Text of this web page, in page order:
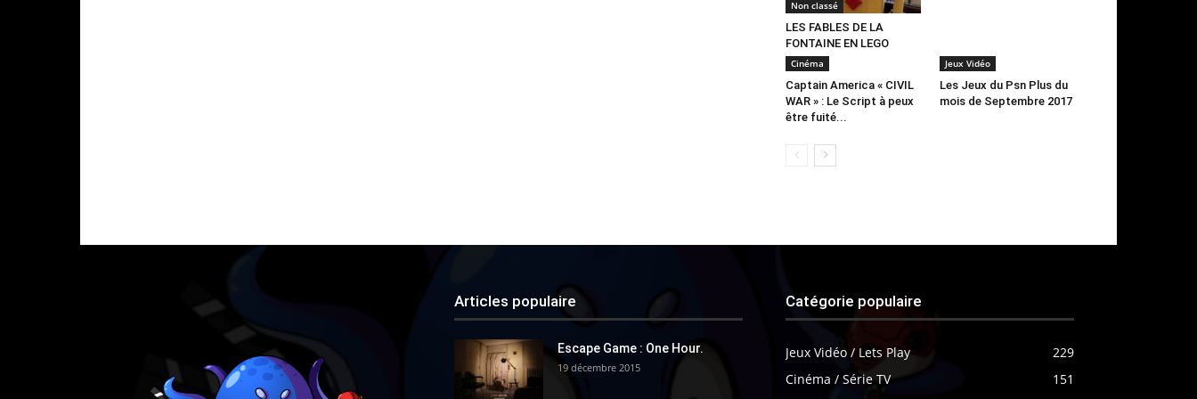
Non classé
LES FABLES DE LA
FONTAINE EN LEGO
Cinéma
Captain America « CIVIL
WAR » : Le Script à peux
être fuité...
Jeux Vidéo
Les Jeux du Psn Plus du
mois de Septembre 2017
Articles populaire
Escape Game : One Hour.
19 décembre 2015
Catégorie populaire
Jeux Vidéo / Lets Play
229
Cinéma / Série TV
151